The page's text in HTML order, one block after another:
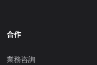
合作
業務咨詢